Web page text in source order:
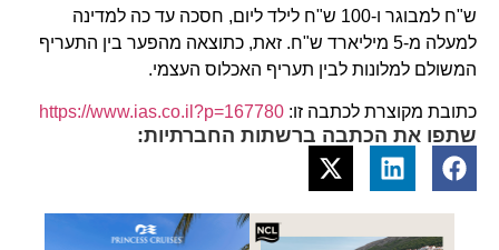
ש"ח למבוגר ו-100 ש"ח לילד ליום, חסכה עד כה למדינה
למעלה מ-5 מיליארד ש"ח. זאת, כתוצאה מהפער בין התעריף
המשולם למלונות לבין תעריף האכלוס העצמי.
כתובת מקוצרת לכתבה זו: https://www.ias.co.il?p=167780
שתפו את הכתבה ברשתות החברתיות: